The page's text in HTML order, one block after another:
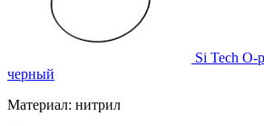
Si Tech О-
черный
Материал: нитрил